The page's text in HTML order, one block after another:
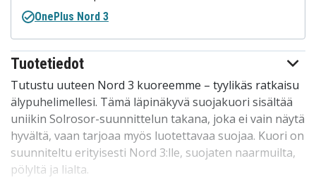
Tuotetiedot
Tutustu uuteen Nord 3 kuoreemme – tyylikäs ratkaisu
älypuhelimellesi. Tämä läpinäkyvä suojakuori sisältää
uniikin Solrosor-suunnittelun takana, joka ei vain näytä
hyvältä, vaan tarjoaa myös luotettavaa suojaa. Kuori on
suunniteltu erityisesti Nord 3:lle, suojaten naarmuilta,
pölyltä ja lialta.
OnePlus Nord 3